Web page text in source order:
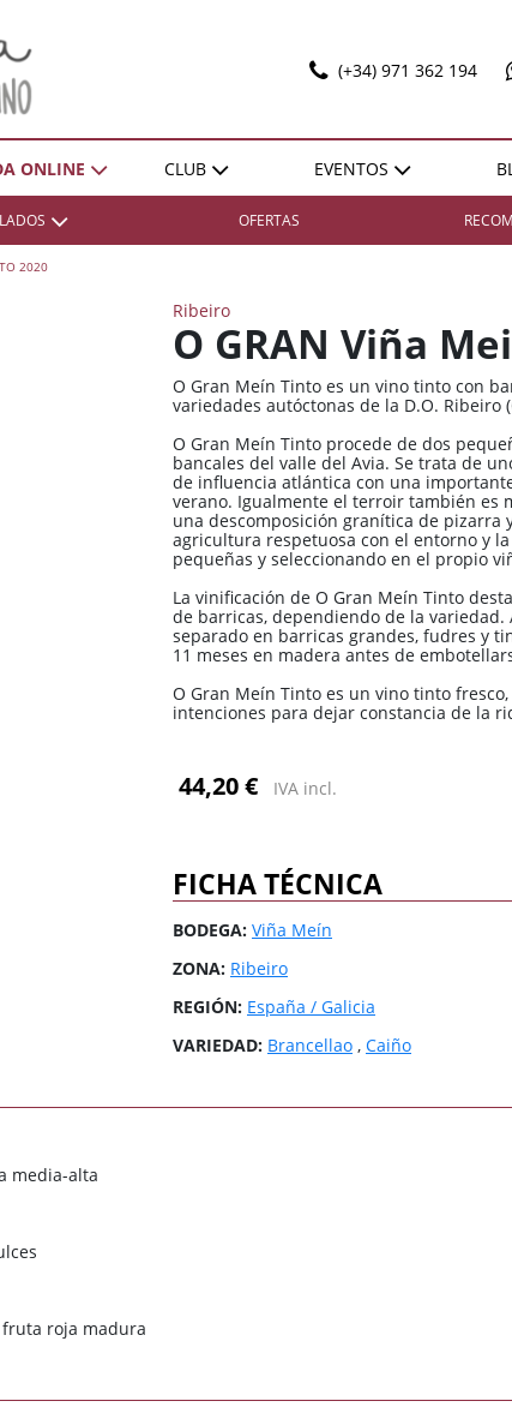
(+34) 971 362 194
ONLINE
España / Castilla-La
Mancha
España / Catalunya
España / Comunidad
Foral De Navarra
España / Extremadura
España / Galicia
España / Islas
Baleares
España / Rioja
Todas las zonas Todos los países
España / Castilla-La
Mancha
España / Catalunya
España / Comunidad
Foral De Navarra
España / Extremadura
España / Galicia
España / Islas
Baleares
España / Rioja
Todas las zonas Todos los países
OFERTAS
CLUB
HAZTE SOCIO
EVENTOS
EXPO POL MARBAN
2020
Ribeiro
O GRAN Viña
O Gran Meín Tinto es un vino tinto con
variedades autóctonas de la D.O. Ribeiro
O Gran Meín Tinto procede de dos
bancales del valle del Avia. Se trata de
de influencia atlántica con una
verano. Igualmente el terroir también es
una descomposición granítica de pizarra
agricultura respetuosa con el entorno y
pequeñas y seleccionando en el propio
La vinificación de O Gran Meín Tinto
de barricas, dependiendo de la
separado en barricas grandes, fudres y
11 meses en madera antes de
O Gran Meín Tinto es un vino tinto
intenciones para dejar constancia de la
44,20 € IVA incl.
FICHA TÉCNICA
BODEGA: Viña Meín
ZONA: Ribeiro
REGIÓN: España / Galicia
VARIEDAD: Brancellao , Caiño
media-alta
roja madura